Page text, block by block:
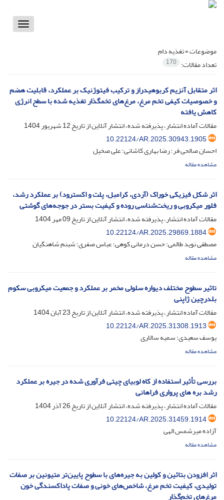
Toggle
موضوعات =تغذیه دام
تعداد مقالات: 170
اثر متقابل آنزیم کربوهیدراز و ترکیب فیتوژنیک بر عملکرد، قابلیت هضم
و خصوصیات کیفی تخم مرغ، مرغ‌های تخمگذار تغذیه شده با سطح انرژی
کاهش یافته
مقالات آماده انتشار، پذیرفته شده، انتشار آنلاین از تاریخ12 شهریور 1404
10.22124/AR.2025.30943.1905
احسان صالحی فر؛ رضا بهاری کاشانی؛ علی صخیل
مشاهده مقاله
اثر شکل فیزیکی خوراک (آردی، کرامبل، پلت و اکسترود) بر عملکرد رشد،
فلور میکروبی و ریخت‌شناسی روده و کیفیت بستر در جوجه‌های گوشتی
مقالات آماده انتشار، پذیرفته شده، انتشار آنلاین از تاریخ09 مهر 1404
10.22124/AR.2025.29869.1884
مصطفی نوید طالمی؛ حسن درمانی کوهی؛ عباس صفری؛ شبنم شاهنگیان
مشاهده مقاله
تاثیر سطوح مختلف دیواره سلولی مخمر بر عملکرد و جمعیت میکروبی سکوم
بلدرچین ژاپنی
مقالات آماده انتشار، پذیرفته شده، انتشار آنلاین از تاریخ23 آبان 1404
10.22124/AR.2025.31308.1913
یوسف سعیدی؛ سمیه سالاری
مشاهده مقاله
بررسی تأثیر استفاده از کاه لوبیای چیتی فرآوری شده در جیره بر عملکرد
رشد بره های پرواری فراهانی
مقالات آماده انتشار، پذیرفته شده، انتشار آنلاین از تاریخ26 آذر 1404
10.22124/AR.2025.31459.1914
آزاده میرشمس الهی
مشاهده مقاله
اثر افزودن بتائین و کولین به جیره‌های با سطوح پایین‌تر متیونین بر صفات
تولیدی، کیفیت تخم مرغ، شاخص‌های خونی و صفات پاداکسندگی خون
مرغ‌های تخم‌گذار